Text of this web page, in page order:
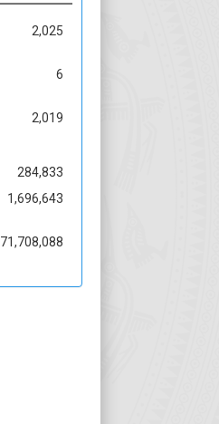
2,025
6
2,019
284,833
1,696,643
71,708,088